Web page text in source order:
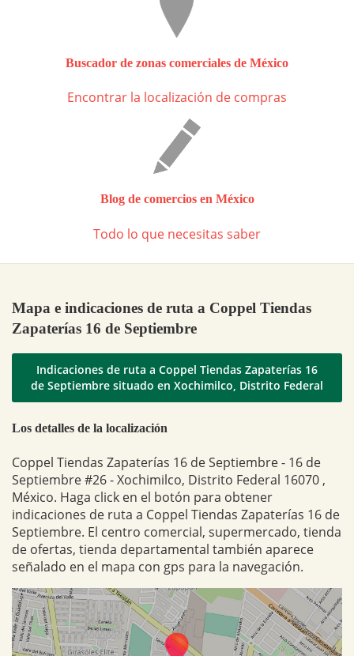
Buscador de zonas comerciales de México
Encontrar la localización de compras
Blog de comercios en México
Todo lo que necesitas saber
Mapa e indicaciones de ruta a Coppel Tiendas
Zapaterías 16 de Septiembre
Indicaciones de ruta a Coppel Tiendas Zapaterías 16
de Septiembre situado en Xochimilco, Distrito Federal
Los detalles de la localización
Coppel Tiendas Zapaterías 16 de Septiembre - 16 de
Septiembre #26 - Xochimilco, Distrito Federal 16070 ,
México. Haga click en el botón para obtener
indicaciones de ruta a Coppel Tiendas Zapaterías 16 de
Septiembre. El centro comercial, supermercado, tienda
de ofertas, tienda departamental también aparece
señalado en el mapa con gps para la navegación.